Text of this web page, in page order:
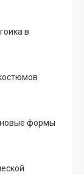
в
новые формы